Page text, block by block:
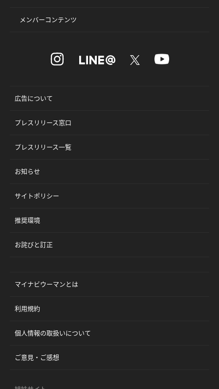
メンバーコンテンツ
広告について
プレスリリース窓口
プレスリリース一覧
お知らせ
サイトポリシー
推奨環境
お詫びと訂正
マイナビウーマンとは
利用規約
個人情報の取扱いについて
ご意見・ご感想